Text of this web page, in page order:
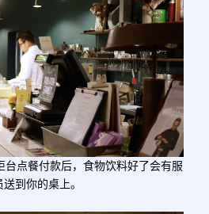
台点餐付款后，食物饮料好了会有服
到你的桌上。